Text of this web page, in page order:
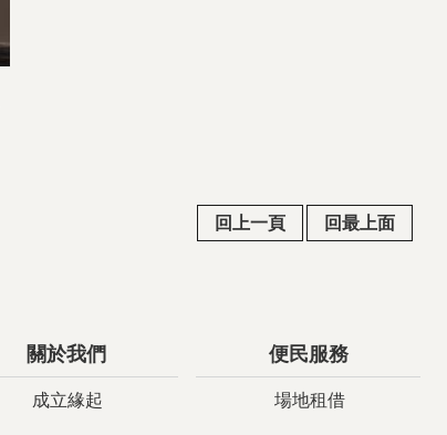
回上一頁 回最上面
關於我們
成立緣起
便民服務
場地租借